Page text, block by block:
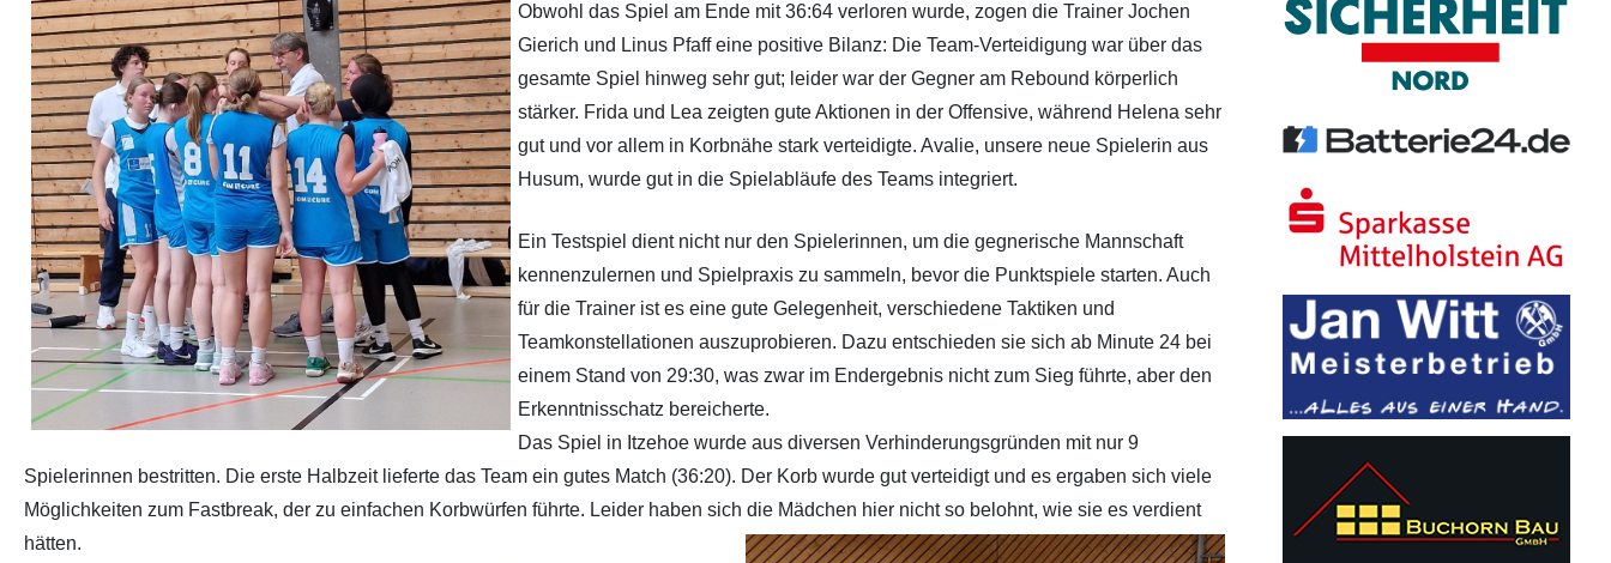
Obwohl das Spiel am Ende mit 36:64 verloren wurde, zogen die Trainer Jochen
Gierich und Linus Pfaff eine positive Bilanz: Die Team-Verteidigung war über das
gesamte Spiel hinweg sehr gut; leider war der Gegner am Rebound körperlich
stärker. Frida und Lea zeigten gute Aktionen in der Offensive, während Helena sehr
gut und vor allem in Korbnähe stark verteidigte. Avalie, unsere neue Spielerin aus
Husum, wurde gut in die Spielabläufe des Teams integriert.
Ein Testspiel dient nicht nur den Spielerinnen, um die gegnerische Mannschaft
kennenzulernen und Spielpraxis zu sammeln, bevor die Punktspiele starten. Auch
für die Trainer ist es eine gute Gelegenheit, verschiedene Taktiken und
Teamkonstellationen auszuprobieren. Dazu entschieden sie sich ab Minute 24 bei
einem Stand von 29:30, was zwar im Endergebnis nicht zum Sieg führte, aber den
Erkenntnisschatz bereicherte.
Das Spiel in Itzehoe wurde aus diversen Verhinderungsgründen mit nur 9
Spielerinnen bestritten. Die erste Halbzeit lieferte das Team ein gutes Match (36:20). Der Korb wurde gut verteidigt und es ergaben sich viele
Möglichkeiten zum Fastbreak, der zu einfachen Korbwürfen führte. Leider haben sich die Mädchen hier nicht so belohnt, wie sie es verdient
hätten.
Partner
Historie
Hallenübersicht
Links zum BVSH u. a.
Trainerabrechnung
Rechtliches